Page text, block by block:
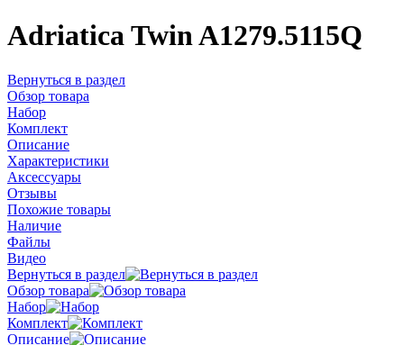
Adriatica Twin A1279.5115Q
Вернуться в раздел
Обзор товара
Набор
Комплект
Описание
Характеристики
Аксессуары
Отзывы
Похожие товары
Наличие
Файлы
Видео
Вернуться в раздел
Обзор товара
Набор
Комплект
Описание